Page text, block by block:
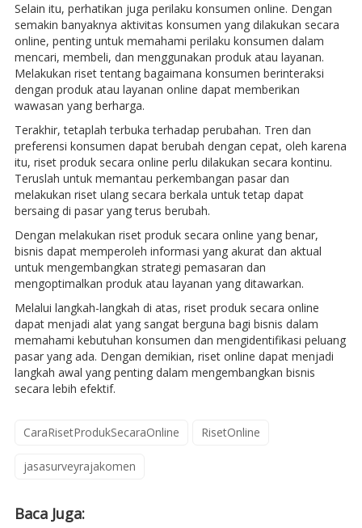
Selain itu, perhatikan juga perilaku konsumen online. Dengan
semakin banyaknya aktivitas konsumen yang dilakukan secara
online, penting untuk memahami perilaku konsumen dalam
mencari, membeli, dan menggunakan produk atau layanan.
Melakukan riset tentang bagaimana konsumen berinteraksi
dengan produk atau layanan online dapat memberikan
wawasan yang berharga.
Terakhir, tetaplah terbuka terhadap perubahan. Tren dan
preferensi konsumen dapat berubah dengan cepat, oleh karena
itu, riset produk secara online perlu dilakukan secara kontinu.
Teruslah untuk memantau perkembangan pasar dan
melakukan riset ulang secara berkala untuk tetap dapat
bersaing di pasar yang terus berubah.
Dengan melakukan riset produk secara online yang benar,
bisnis dapat memperoleh informasi yang akurat dan aktual
untuk mengembangkan strategi pemasaran dan
mengoptimalkan produk atau layanan yang ditawarkan.
Melalui langkah-langkah di atas, riset produk secara online
dapat menjadi alat yang sangat berguna bagi bisnis dalam
memahami kebutuhan konsumen dan mengidentifikasi peluang
pasar yang ada. Dengan demikian, riset online dapat menjadi
langkah awal yang penting dalam mengembangkan bisnis
secara lebih efektif.
CaraRisetProdukSecaraOnline RisetOnline
jasasurveyrajakomen
Baca Juga: